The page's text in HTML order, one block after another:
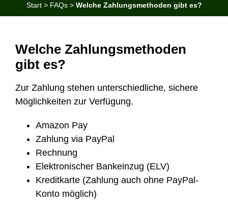
Start> FAQs> Welche Zahlungsmethoden gibt es?
Welche Zahlungsmethoden
gibt es?
Zur Zahlung stehen unterschiedliche, sichere
Möglichkeiten zur Verfügung.
Amazon Pay
Zahlung via PayPal
Rechnung
Elektronischer Bankeinzug (ELV)
Kreditkarte (Zahlung auch ohne PayPal-
Konto möglich)